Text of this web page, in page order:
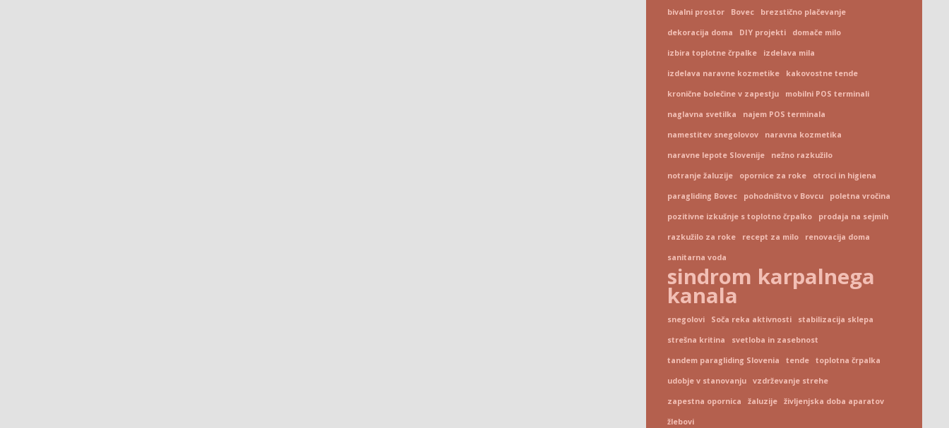
bivalni prostor Bovec brezstično plačevanje
dekoracija doma DIY projekti domače milo
izbira toplotne črpalke izdelava mila
izdelava naravne kozmetike kakovostne tende
kronične bolečine v zapestju mobilni POS terminali
naglavna svetilka najem POS terminala
namestitev snegolovov naravna kozmetika
naravne lepote Slovenije nežno razkužilo
notranje žaluzije opornice za roke otroci in higiena
paragliding Bovec pohodništvo v Bovcu poletna vročina
pozitivne izkušnje s toplotno črpalko prodaja na sejmih
razkužilo za roke recept za milo renovacija doma
sanitarna voda
sindrom karpalnega
kanala
snegolovi Soča reka aktivnosti stabilizacija sklepa
strešna kritina svetloba in zasebnost
tandem paragliding Slovenia tende toplotna črpalka
udobje v stanovanju vzdrževanje strehe
zapestna opornica žaluzije življenjska doba aparatov
žlebovi